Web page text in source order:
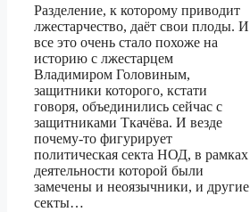
Разделение, к которому приводит
лжестарчество, даёт свои плоды. И
все это очень стало похоже на
историю с лжестарцем
Владимиром Головиным,
защитники которого, кстати
говоря, объединились сейчас с
защитниками Ткачёва. И везде
почему-то фигурирует
политическая секта НОД, в рамках
деятельности которой были
замечены и неоязычники, и другие
секты…